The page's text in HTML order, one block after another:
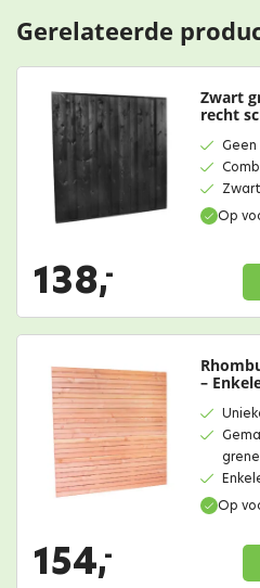
Gerelateerde
Op
Zwart
recht
138,-
Op
–
154,-